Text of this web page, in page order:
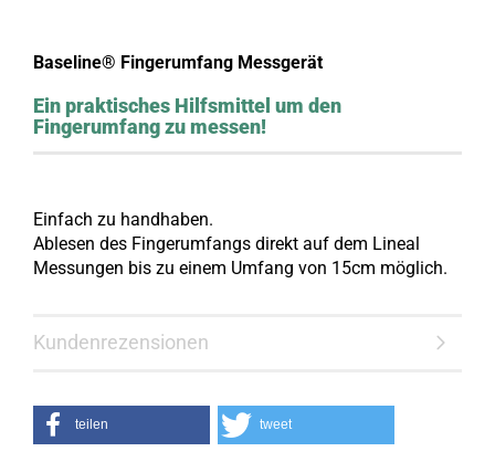
Baseline® Fingerumfang Messgerät
Ein praktisches Hilfsmittel um den
Fingerumfang zu messen!
Einfach zu handhaben.
Ablesen des Fingerumfangs direkt auf dem Lineal
Messungen bis zu einem Umfang von 15cm möglich.
Kundenrezensionen
teilen tweet